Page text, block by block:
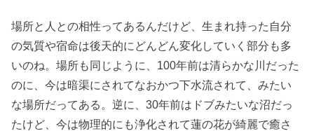
場所と人との相性ってあるんだけど、生まれ持った自分
の気質や宿命は後天的にどんどん変化していく部分も多
いのね。場所も同じように、100年前は清らかな川だった
のに、今は暗渠にされてなおかつ下水流されて、みたい
な場所だってある。逆に、30年前はドブみたいな沼だっ
たけど、今は物理的にも浄化されて蓮の花が綺麗で癒さ